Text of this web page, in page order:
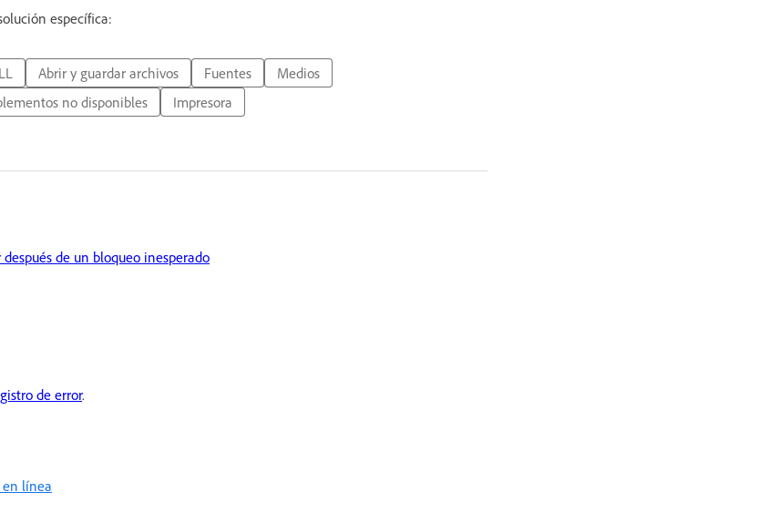
específica:
Abrir y guardar archivos Fuentes
Medios
no disponibles
Impresora
de un bloqueo inesperado
de error.
línea